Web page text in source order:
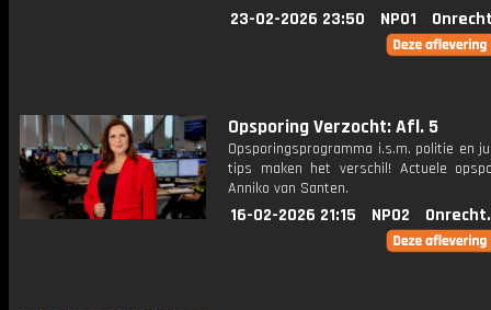
23-02-2026 23:50 NPO1
Opsporing Verzocht: Afl. 5
Opsporingsprogramma i.s.m. politie en
tips maken het verschil! Actuele
Anniko van Santen.
16-02-2026 21:15 NPO2